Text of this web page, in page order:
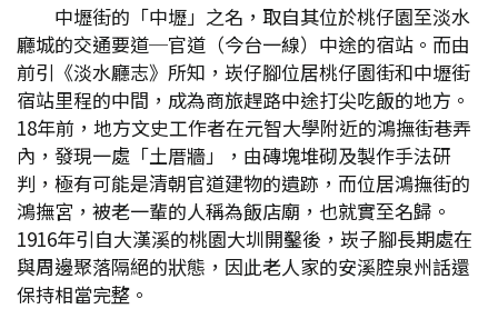
中壢街的「中壢」之名，取自其位於桃仔園至淡水
廳城的交通要道─官道（今台一線）中途的宿站。而由
前引《淡水廳志》所知，崁仔腳位居桃仔園街和中壢街
宿站里程的中間，成為商旅趕路中途打尖吃飯的地方。
18年前，地方文史工作者在元智大學附近的鴻撫街巷弄
內，發現一處「土厝牆」，由磚塊堆砌及製作手法研
判，極有可能是清朝官道建物的遺跡，而位居鴻撫街的
鴻撫宮，被老一輩的人稱為飯店廟，也就實至名歸。
1916年引自大漢溪的桃園大圳開鑿後，崁子腳長期處在
與周邊聚落隔絕的狀態，因此老人家的安溪腔泉州話還
保持相當完整。